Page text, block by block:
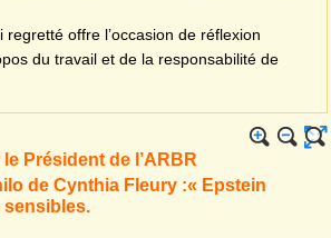
regretté offre l’occasion de réflexion
du travail et de la responsabilité de
Président de l’ARBR
de Cynthia Fleury :« Epstein
sensibles.